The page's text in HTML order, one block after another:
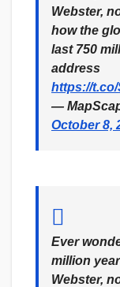
Webster,
how the
last 750
address
https://
—
October 8,
Ever
million
Webster,